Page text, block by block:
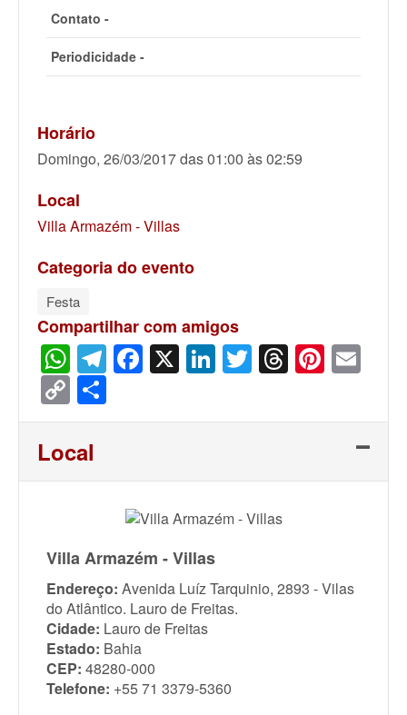
Contato -
Periodicidade -
Horário
Domingo, 26/03/2017 das 01:00 às 02:59
Local
Villa Armazém - Villas
Categoria do evento
Festa
Compartilhar com amigos
WhatsApp
Telegram
Facebook
X LinkedIn
Twitter
Threads
Copy
Link
Local
Villa Armazém - Villas
Endereço: Avenida Luíz Tarquinio, 2893 - Vilas
do Atlântico. Lauro de Freitas.
Cidade: Lauro de Freitas
Estado: Bahia
CEP: 48280-000
Telefone: +55 71 3379-5360